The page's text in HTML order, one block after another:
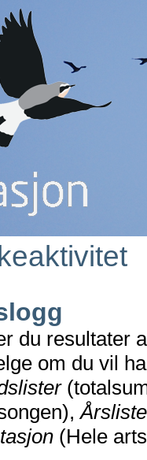
du resultater
om du vil
(Hele